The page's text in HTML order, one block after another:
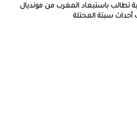
تطالب باستبعاد المغرب من مونديال